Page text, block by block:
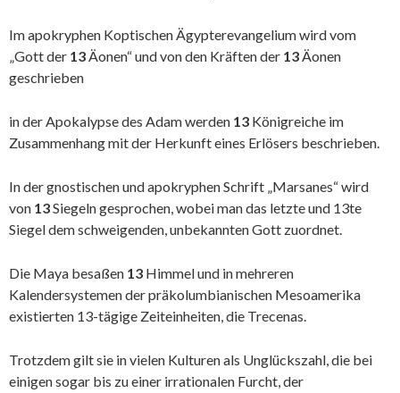
Im apokryphen Koptischen Ägypterevangelium wird vom
„Gott der 13Äonen“ und von den Kräften der 13Äonen
geschrieben
in der Apokalypse des Adam werden 13 Königreiche im
Zusammenhang mit der Herkunft eines Erlösers beschrieben.
In der gnostischen und apokryphen Schrift „Marsanes“ wird
von 13Siegeln gesprochen, wobei man das letzte und 13te
Siegel dem schweigenden, unbekannten Gott zuordnet.
Die Maya besaßen 13 Himmel und in mehreren
Kalendersystemen der präkolumbianischen Mesoamerika
existierten 13-tägige Zeiteinheiten, die Trecenas.
Trotzdem gilt sie in vielen Kulturen als Unglückszahl, die bei
einigen sogar bis zu einer irrationalen Furcht, der